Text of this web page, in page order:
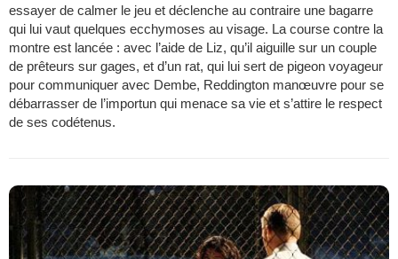
essayer de calmer le jeu et déclenche au contraire une bagarre
qui lui vaut quelques ecchymoses au visage. La course contre la
montre est lancée : avec l’aide de Liz, qu’il aiguille sur un couple
de prêteurs sur gages, et d’un rat, qui lui sert de pigeon voyageur
pour communiquer avec Dembe, Reddington manœuvre pour se
débarrasser de l’importun qui menace sa vie et s’attire le respect
de ses codétenus.